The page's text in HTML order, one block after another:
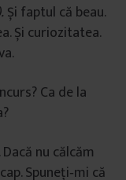
Și faptul că beau.
Și curiozitatea.
Ca de la
nu călcăm
Spuneţi‑mi că